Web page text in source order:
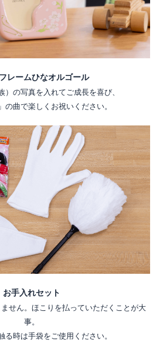
レームひなオルゴール
）の写真を入れてご成長を喜び、
の曲で楽しくお祝いください。
お手入れセット
せん。ほこりを払っていただくことが大
事。
る時は手袋をご使用ください。